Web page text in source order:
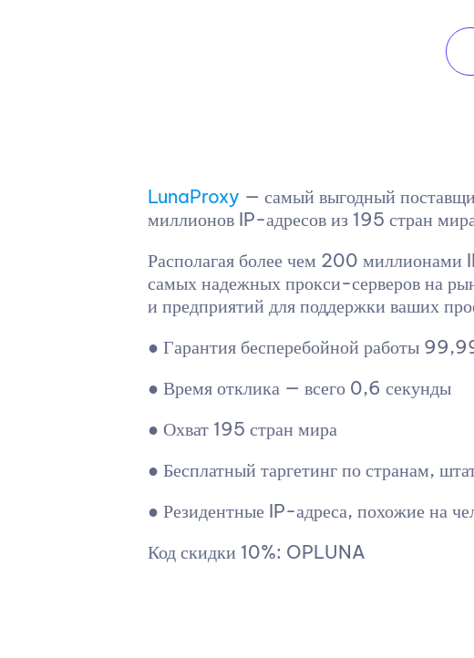
LunaProxy — самый выгодный
миллионов IP-адресов из 195 стран
Располагая более чем 200 миллионами
самых надежных прокси-серверов на
и предприятий для поддержки ваших
● Гарантия бесперебойной работы
● Время отклика — всего 0,6 секунды
● Охват 195 стран мира
● Бесплатный таргетинг по странам,
● Резидентные IP-адреса, похожие на
Код скидки 10%: OPLUNA